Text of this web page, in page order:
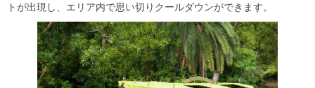
トが出現し、エリア内で思い切りクールダウンができます。